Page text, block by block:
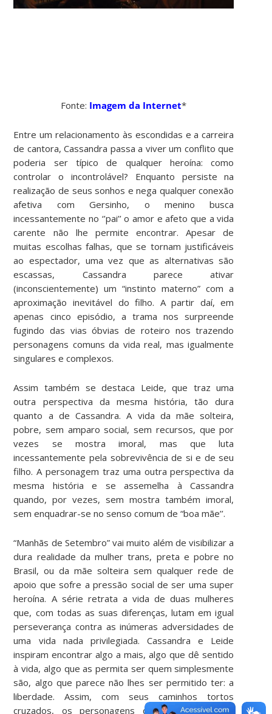
Fonte: Imagem da Internet*
Entre um relacionamento às escondidas e a carreira
de cantora, Cassandra passa a viver um conflito que
poderia ser típico de qualquer heroína: como
controlar o incontrolável? Enquanto persiste na
realização de seus sonhos e nega qualquer conexão
afetiva com Gersinho, o menino busca
incessantemente no ‘’pai’’ o amor e afeto que a vida
carente não lhe permite encontrar. Apesar de
muitas escolhas falhas, que se tornam justificáveis
ao espectador, uma vez que as alternativas são
escassas, Cassandra parece ativar
(inconscientemente) um “instinto materno” com a
aproximação inevitável do filho. A partir daí, em
apenas cinco episódio, a trama nos surpreende
fugindo das vias óbvias de roteiro nos trazendo
personagens comuns da vida real, mas igualmente
singulares e complexos.
Assim também se destaca Leide, que traz uma
outra perspectiva da mesma história, tão dura
quanto a de Cassandra. A vida da mãe solteira,
pobre, sem amparo social, sem recursos, que por
vezes se mostra imoral, mas que luta
incessantemente pela sobrevivência de si e de seu
filho. A personagem traz uma outra perspectiva da
mesma história e se assemelha à Cassandra
quando, por vezes, sem mostra também imoral,
sem enquadrar-se no senso comum de “boa mãe’’.
“Manhãs de Setembro” vai muito além de visibilizar a
dura realidade da mulher trans, preta e pobre no
Brasil, ou da mãe solteira sem qualquer rede de
apoio que sofre a pressão social de ser uma super
heroína. A série retrata a vida de duas mulheres
que, com todas as suas diferenças, lutam em igual
perseverança contra as inúmeras adversidades de
uma vida nada privilegiada. Cassandra e Leide
inspiram encontrar algo a mais, algo que dê sentido
à vida, algo que as permita ser quem simplesmente
são, algo que parece não lhes ser permitido ter: a
liberdade. Assim, com seus caminhos tortos
cruzados, os personagens da série encontram